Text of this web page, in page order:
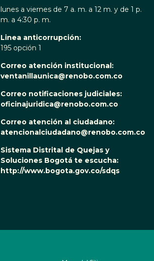
lunes a viernes de 7 a. m. a 12 m. y de 1 p.
m. a 4:30 p. m.
Linea anticorrupción:
195 opción 1
Correo atención institucional:
ventanillaunica@renobo.com.co
Correo notificaciones judiciales:
oficinajuridica@renobo.com.co
Correo atención al ciudadano:
atencionalciudadano@renobo.com.co
Sistema Distrital de Quejas y
Soluciones Bogotá te escucha:
http://www.bogota.gov.co/sdqs